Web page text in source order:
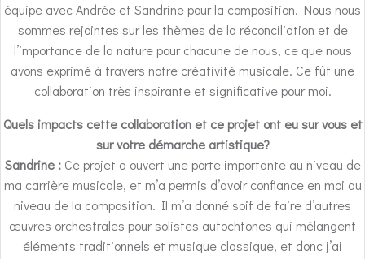
équipe avec Andrée et Sandrine pour la composition. Nous nous
sommes rejointes sur les thèmes de la réconciliation et de
l’importance de la nature pour chacune de nous, ce que nous
avons exprimé à travers notre créativité musicale. Ce fût une
collaboration très inspirante et significative pour moi.
Quels impacts cette collaboration et ce projet ont eu sur vous et
sur votre démarche artistique?
Sandrine :Ce projet a ouvert une porte importante au niveau de
ma carrière musicale, et m’a permis d’avoir confiance en moi au
niveau de la composition. Il m’a donné soif de faire d’autres
œuvres orchestrales pour solistes autochtones qui mélangent
éléments traditionnels et musique classique, et donc j’ai